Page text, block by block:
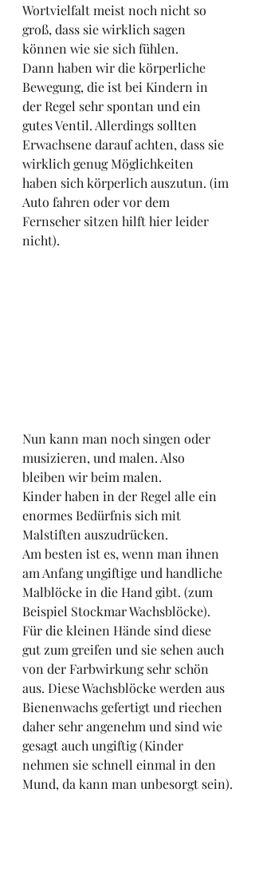
Wortvielfalt meist noch nicht so
groß, dass sie wirklich sagen
können wie sie sich fühlen.
Dann haben wir die körperliche
Bewegung, die ist bei Kindern in
der Regel sehr spontan und ein
gutes Ventil. Allerdings sollten
Erwachsene darauf achten, dass sie
wirklich genug Möglichkeiten
haben sich körperlich auszutun. (im
Auto fahren oder vor dem
Fernseher sitzen hilft hier leider
nicht).
Nun kann man noch singen oder
musizieren, und malen. Also
bleiben wir beim malen.
Kinder haben in der Regel alle ein
enormes Bedürfnis sich mit
Malstiften auszudrücken.
Am besten ist es, wenn man ihnen
am Anfang ungiftige und handliche
Malblöcke in die Hand gibt. (zum
Beispiel Stockmar Wachsblöcke).
Für die kleinen Hände sind diese
gut zum greifen und sie sehen auch
von der Farbwirkung sehr schön
aus. Diese Wachsblöcke werden aus
Bienenwachs gefertigt und riechen
daher sehr angenehm und sind wie
gesagt auch ungiftig (Kinder
nehmen sie schnell einmal in den
Mund, da kann man unbesorgt sein).